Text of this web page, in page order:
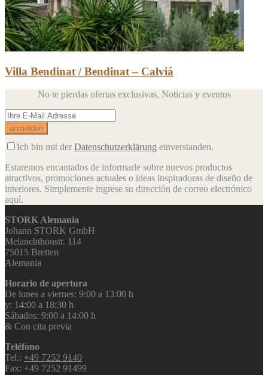
Villa Bendinat / Bendinat – Calviá
No te pierdas ofertas exclusivas, Noticias y eventos
Ich bin mit der Datenschutzerklärung einverstanden.
Estaremos encantados de informarle sobre nuevos productos
atractivos, promociones actuales o ideas inspiradoras de diseño de
interiores. Simplemente ingrese su dirección de correo electrónico
aquí.
STORK Alemania
Johann STORK GmbH
Melanchthonstr. 114
75015 Bretten
Alemania
Horario de apertura
De lunes a viernes: 9:00 a 13:00 h
y: 14:00 a 18:30 h
Sábados: 9:00 a 14:00 h
& Con cita previa
Teléfono
Tel.: +49 7252 9140
Fax: +49 7252 91499